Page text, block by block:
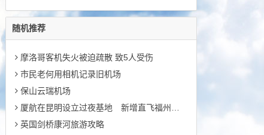
随机推荐
摩洛哥客机失火被迫疏散 致5人受伤
市民老何用相机记录旧机场
保山云瑞机场
厦航在昆明设立过夜基地 新增直飞福州航班
英国剑桥康河旅游攻略